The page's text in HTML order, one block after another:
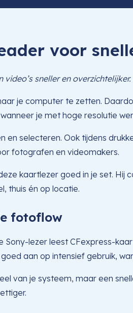
voor
sneller en
je computer te zetten.
je met hoge resolutie
selecteren. Ook tijdens
fotografen en videomakers.
kaartlezer goed in je set.
thuis én op locatie.
fotoflow
lezer leest CFexpress-
aan op intensief gebruik,
van je systeem, maar een